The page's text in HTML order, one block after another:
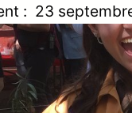
: 23